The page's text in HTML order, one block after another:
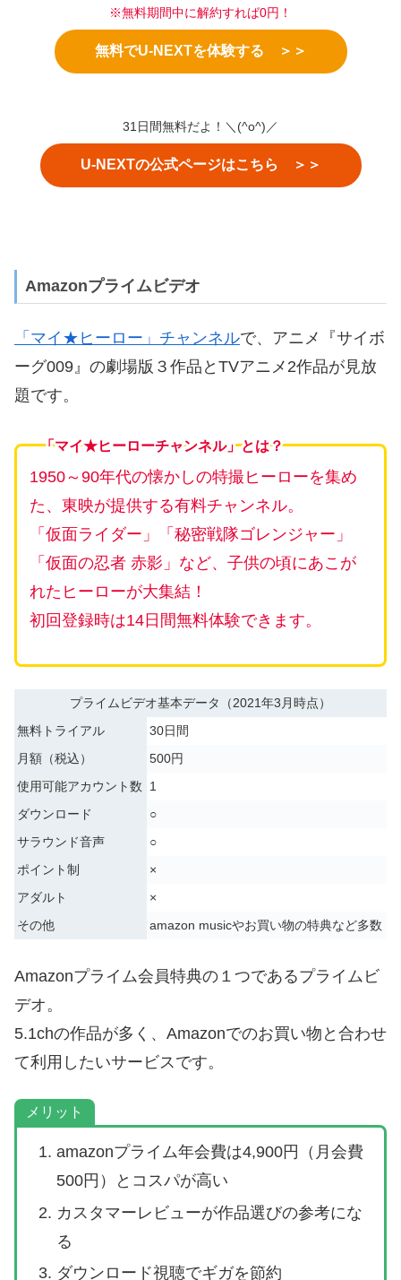
※無料期間中に解約すれば0円！
無料でU-NEXTを体験する ＞＞
31日間無料だよ！＼(^o^)／
U-NEXTの公式ページはこちら ＞＞
Amazonプライムビデオ
「マイ★ヒーロー」チャンネルで、アニメ『サイボ
ーグ009』の劇場版３作品とTVアニメ2作品が見放
題です。
「マイ★ヒーローチャンネル」とは？
1950～90年代の懐かしの特撮ヒーローを集め
た、東映が提供する有料チャンネル。
「仮面ライダー」「秘密戦隊ゴレンジャー」
「仮面の忍者 赤影」など、子供の頃にあこが
れたヒーローが大集結！
初回登録時は14日間無料体験できます。
プライムビデオ基本データ（2021年3月時点）
無料トライアル
30日間
月額（税込）
500円
使用可能アカウント数
1
ダウンロード
○
サラウンド音声
○
ポイント制
×
アダルト
×
その他
amazon musicやお買い物の特典など多数
Amazonプライム会員特典の１つであるプライムビ
デオ。
5.1chの作品が多く、Amazonでのお買い物と合わせ
て利用したいサービスです。
メリット
amazonプライム年会費は4,900円（月会費
500円）とコスパが高い
カスタマーレビューが作品選びの参考にな
る
ダウンロード視聴でギガを節約